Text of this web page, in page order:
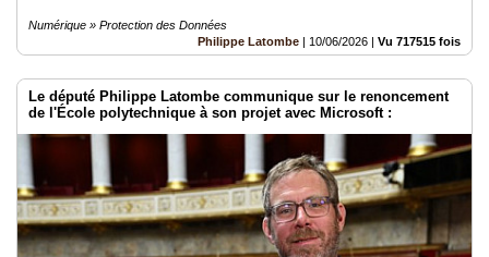
Numérique » Protection des Données
Philippe Latombe | 10/06/2026 | Vu 717515 fois
Le député Philippe Latombe communique sur le renoncement
de l'École polytechnique à son projet avec Microsoft :